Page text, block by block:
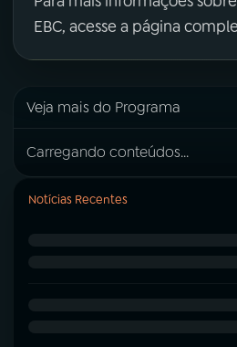
EBC, acesse a página
Veja mais do Programa
Carregando conteúdos...
Notícias Recentes